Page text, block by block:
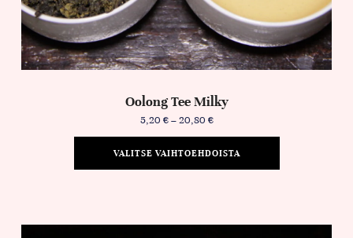
Oolong Tee Milky
5,20 € – 20,80 €
VALITSE VAIHTOEHDOISTA